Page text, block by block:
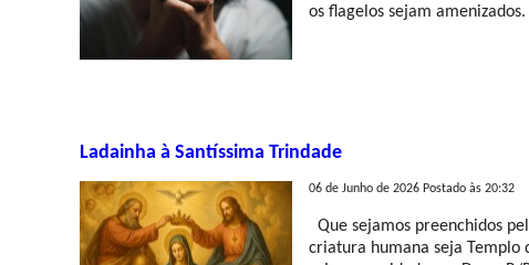
os flagelos sejam
Ladainha à Santíssima Trindade
06 de Junho de 2026 Postado às 20:32
Que sejamos preenchidos
criatura humana seja Templo